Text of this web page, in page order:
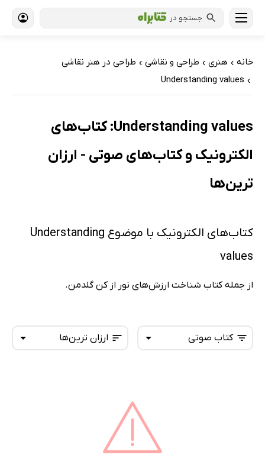
جستجو در
خانه › هنری › طراحی و نقاشی › طراحی در هنر نقاشی
›
Understanding values
Understanding values: کتاب‌های
الکترونیک و کتاب‌های صوتی - ارزان
ترین‌ها
کتاب‌های الکترونیک با موضوع Understanding
values
از جمله کتاب شناخت ارزش‌های نور از کن گلدمن.
ارزان ترین‌ها
پرفروش‌ها
پربحث‌ها
کتاب صوتی